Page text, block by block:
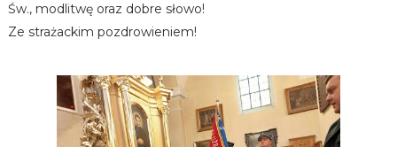
Św., modlitwę oraz dobre słowo!
Ze strażackim pozdrowieniem!